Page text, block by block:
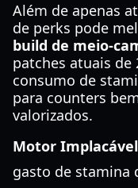
Além de apenas
de perks pode
build de meio-
patches atuais de
consumo de
para counters
valorizados.
Motor
gasto de stamina